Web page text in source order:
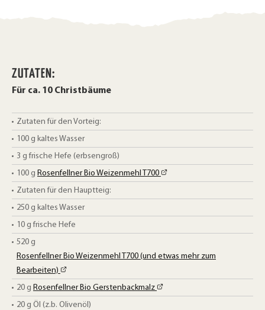
ZUTATEN:
Für ca. 10 Christbäume
Zutaten für den Vorteig:
100 g kaltes Wasser
3 g frische Hefe (erbsengroß)
100 g Rosenfellner Bio Weizenmehl T700
Zutaten für den Hauptteig:
250 g kaltes Wasser
10 g frische Hefe
520 g
Rosenfellner Bio Weizenmehl T700 (und etwas mehr zum
Bearbeiten)
20 g Rosenfellner Bio Gerstenbackmalz
20 g Öl (z.b. Olivenöl)